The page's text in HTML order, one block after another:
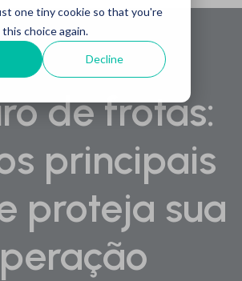
one tiny cookie so that you're
choice again.
Decline
de frotas:
principais
proteja sua